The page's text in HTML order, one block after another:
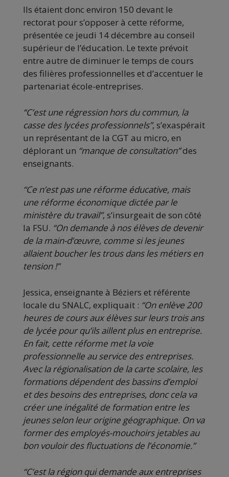
Ils étaient donc environ 150 devant le
rectorat pour s’opposer à cette réforme,
présentée ce jeudi 14 décembre au conseil
supérieur de l’éducation. Le texte prévoit
entre autre de diminuer le temps de cours
des filières professionnelles et d’accentuer le
partenariat école-entreprises.
“C’est une régression hors du commun, la
casse des lycées professionnels”, s’exaspérait
un représentant de la CGT au micro, en
déplorant un “manque de consultation”des
enseignants.
“Ce n’est pas une réforme éducative, mais
une réforme économique dictée par le
ministère du travail”, s’insurgeait de son côté
la FSU. “On demande à nos élèves de devenir
de la main-d’œuvre, comme si les jeunes
allaient boucher les trous dans les métiers en
tension !”
Jessica, enseignante à Béziers et référente
locale du SNALC, expliquait : “On enlève 200
heures de cours aux élèves sur leurs trois ans
de lycée pour qu’ils aillent plus en entreprise.
En fait, cette réforme met la voie
professionnelle au service des entreprises.
Avec la régionalisation de la carte scolaire, les
formations dépendent des bassins d’emploi
et des besoins des entreprises, donc cela va
créer une inégalité de formation entre les
jeunes selon leur origine géographique. On va
former des employés-mouchoirs jetables au
bon vouloir des fluctuations de l’économie.”
“C’est la région qui demande aux entreprises